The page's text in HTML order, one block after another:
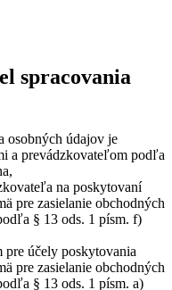
spracovania
osobných údajov je
a prevádzkovateľom podľa
na poskytovaní
pre zasielanie obchodných
§ 13 ods. 1 písm. f)
pre účely poskytovania
pre zasielanie obchodných
§ 13 ods. 1 písm. a)